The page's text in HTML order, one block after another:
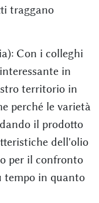
traggano
Con i colleghi
in
territorio in
perché le varietà
il prodotto
dell'olio
per il confronto
tempo in quanto